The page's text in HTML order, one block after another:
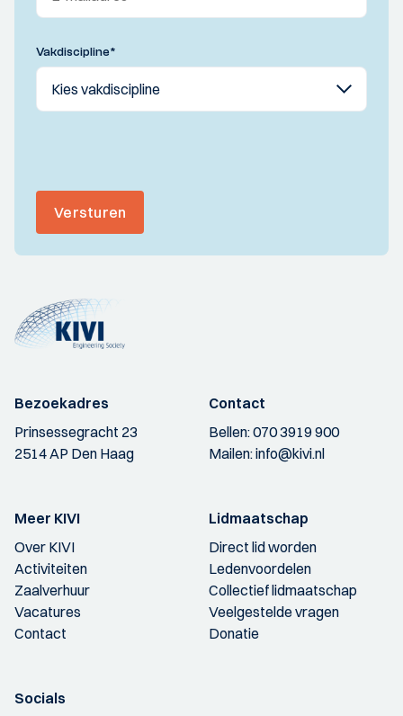
Vakdiscipline*
Versturen
Bezoekadres
Prinsessegracht 23
2514 AP Den Haag
Contact
Bellen:070 3919 900
Mailen:info@kivi.nl
Meer KIVI
Over KIVI
Activiteiten
Zaalverhuur
Vacatures
Contact
Lidmaatschap
Direct lid worden
Ledenvoordelen
Collectief lidmaatschap
Veelgestelde vragen
Donatie
Socials